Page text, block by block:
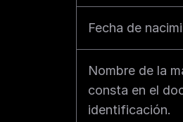
Fecha de
Nombre de la
consta en el
identificación.